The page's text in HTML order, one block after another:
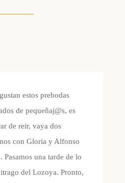
estos prebodas
de pequeñaj@s, es
de reir, vaya dos
con Gloria y Alfonso
Pasamos una tarde de lo
del Lozoya. Pronto,